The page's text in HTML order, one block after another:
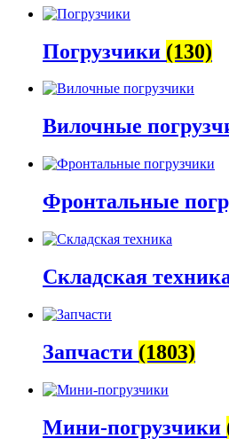
Погрузчики (130)
Вилочные
Фронтальные
Складская
Запчасти (1803)
Мини-погрузчики